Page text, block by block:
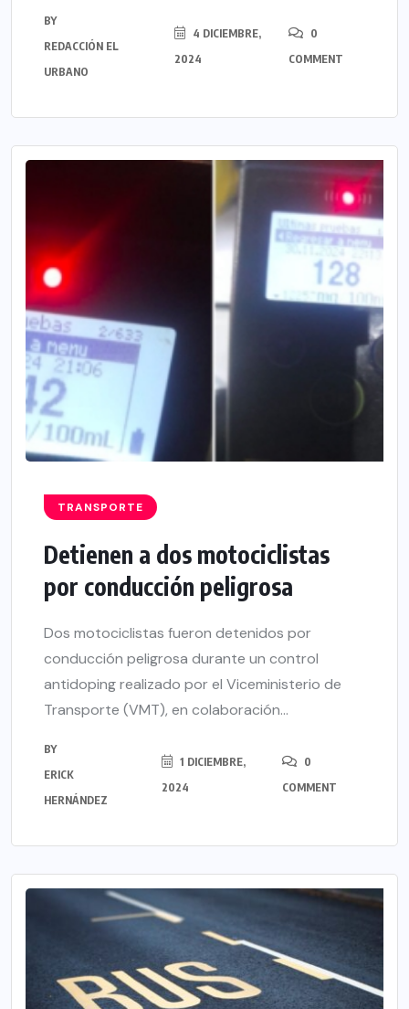
BY
REDACCIÓN EL
URBANO
4 DICIEMBRE,
2024
0
COMMENT
TRANSPORTE
Detienen a dos motociclistas
por conducción peligrosa
Dos motociclistas fueron detenidos por
conducción peligrosa durante un control
antidoping realizado por el Viceministerio de
Transporte (VMT), en colaboración...
BY
ERICK
HERNÁNDEZ
1 DICIEMBRE,
2024
0
COMMENT